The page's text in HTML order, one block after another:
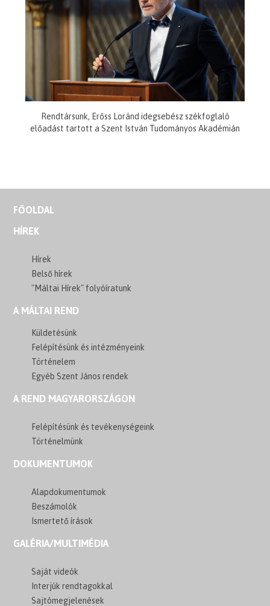
Rendtársunk, Erőss Loránd idegsebész székfoglaló
előadást tartott a Szent István Tudományos Akadémián
FŐOLDAL
HÍREK
Hírek
Belső hírek
"Máltai Hírek" folyóíratunk
A MÁLTAI REND
Küldetésünk
Felépítésünk és intézményeink
Történelem
Egyéb Szent János rendek
A REND MAGYARORSZÁGON
Felépítésünk és tevékenységeink
Történelmünk
DOKUMENTUMOK
Alapdokumentumok
Beszámolók
Ismertető írások
GALÉRIA/MULTIMÉDIA
Saját videók
Interjúk rendtagokkal
Sajtómegjelenések